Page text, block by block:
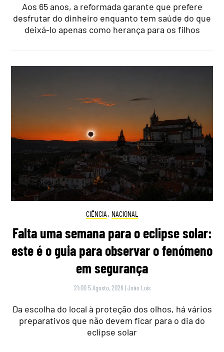
Aos 65 anos, a reformada garante que prefere
desfrutar do dinheiro enquanto tem saúde do que
deixá-lo apenas como herança para os filhos
CIÊNCIA , NACIONAL
Falta uma semana para o eclipse solar:
este é o guia para observar o fenómeno
em segurança
21:00 5 Agosto, 2026 |João Luís
Da escolha do local à proteção dos olhos, há vários
preparativos que não devem ficar para o dia do
eclipse solar